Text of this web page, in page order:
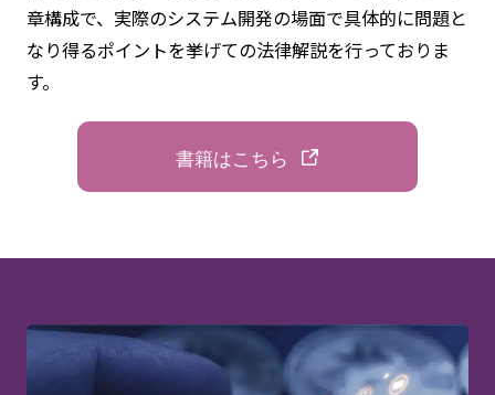
章構成で、実際のシステム開発の場面で具体的に問題と
なり得るポイントを挙げての法律解説を行っておりま
す。
書籍はこちら